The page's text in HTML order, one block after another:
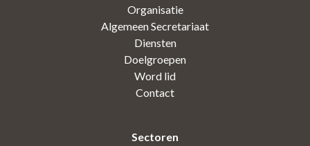
Organisatie
Algemeen Secretariaat
Diensten
Doelgroepen
Word lid
Contact
Sectoren